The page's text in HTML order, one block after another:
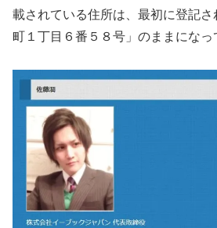
載されている住所は、最初に登記
町１丁目６番５８号」のままになっ